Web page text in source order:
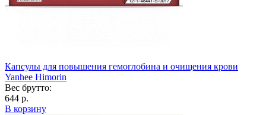
Капсулы для повышения гемоглобина и очищения крови
Yanhee Himorin
Вес брутто:
644 р.
В корзину